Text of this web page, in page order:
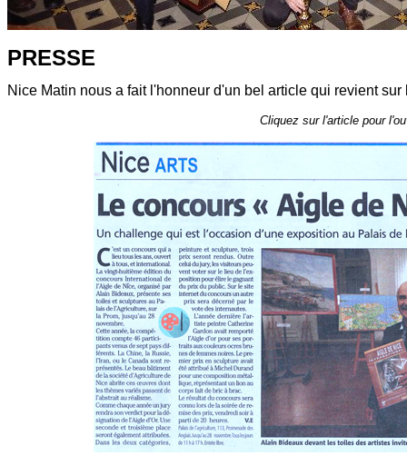
PRESSE
Nice Matin nous a fait l'honneur d'un bel article qui revient
Cliquez sur l'article pour